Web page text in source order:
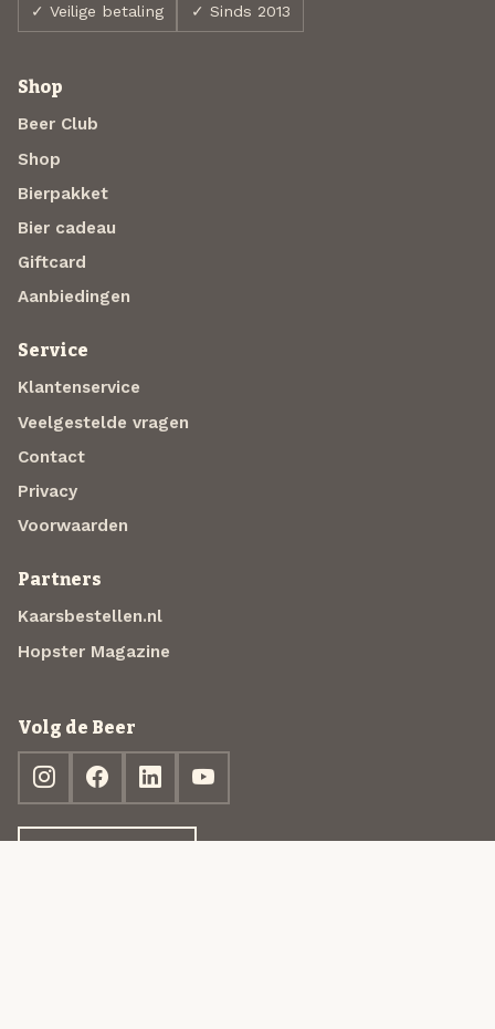
✓ Veilige betaling ✓ Sinds 2013
Shop
Beer Club
Shop
Bierpakket
Bier cadeau
Giftcard
Aanbiedingen
Service
Klantenservice
Veelgestelde vragen
Contact
Privacy
Voorwaarden
Partners
Kaarsbestellen.nl
Hopster Magazine
Volg de Beer